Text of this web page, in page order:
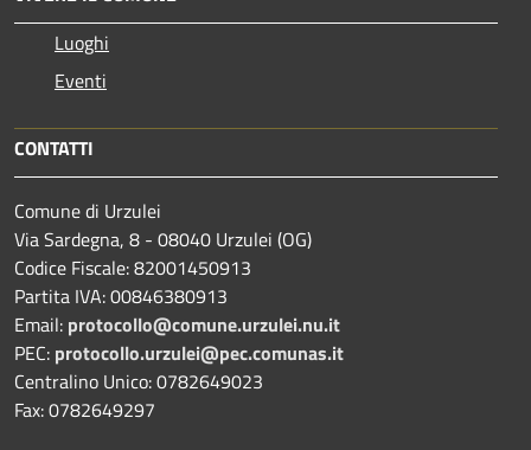
Luoghi
Eventi
CONTATTI
Comune di Urzulei
Via Sardegna, 8 - 08040 Urzulei (OG)
Codice Fiscale: 82001450913
Partita IVA: 00846380913
Email: protocollo@comune.urzulei.nu.it
PEC: protocollo.urzulei@pec.comunas.it
Centralino Unico: 0782649023
Fax: 0782649297